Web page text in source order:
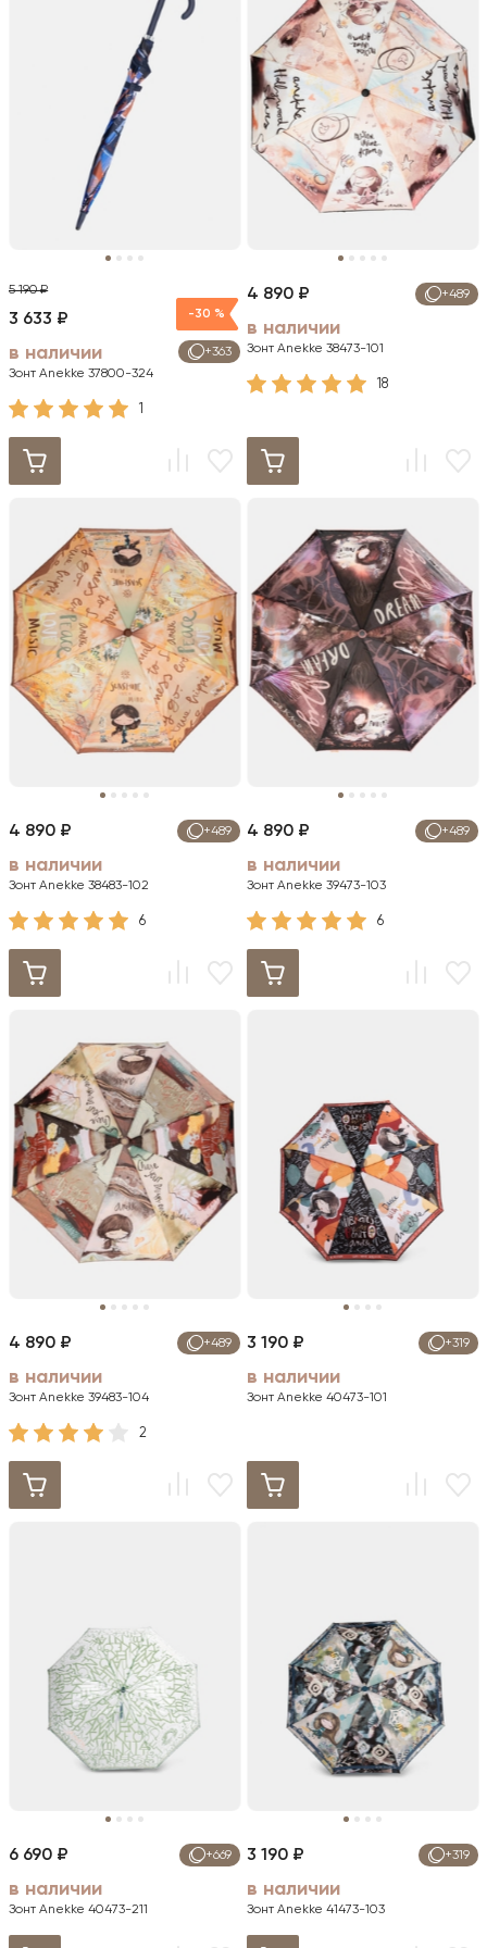
5 190 ₽
-30 %
+363
3 633 ₽
в наличии
Зонт Anekke 37800-324
1
+489
4 890 ₽
в наличии
Зонт Anekke 38473-101
18
+489
4 890 ₽
в наличии
Зонт Anekke 38483-102
6
+489
4 890 ₽
в наличии
Зонт Anekke 39473-103
6
+489
4 890 ₽
в наличии
Зонт Anekke 39483-104
2
+319
3 190 ₽
в наличии
Зонт Anekke 40473-101
+669
6 690 ₽
в наличии
Зонт Anekke 40473-211
+319
3 190 ₽
в наличии
Зонт Anekke 41473-103